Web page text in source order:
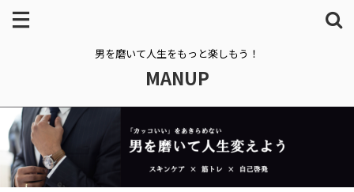
男を磨いて人生をもっと楽しもう！
MANUP